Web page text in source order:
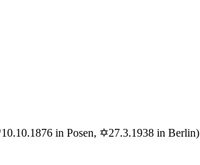
in Posen, ✡27.3.1938 in Berlin)